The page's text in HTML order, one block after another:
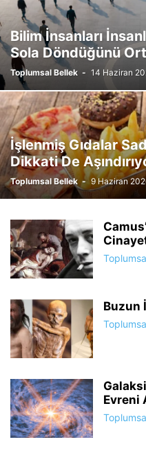
Bilim İnsanları
Sola Döndüğünü
Toplumsal Bellek - 14 Haziran
İşlenmiş Gıdalar
Dikkati De
Toplumsal Bellek - 9 Haziran
Buzun
Evreni